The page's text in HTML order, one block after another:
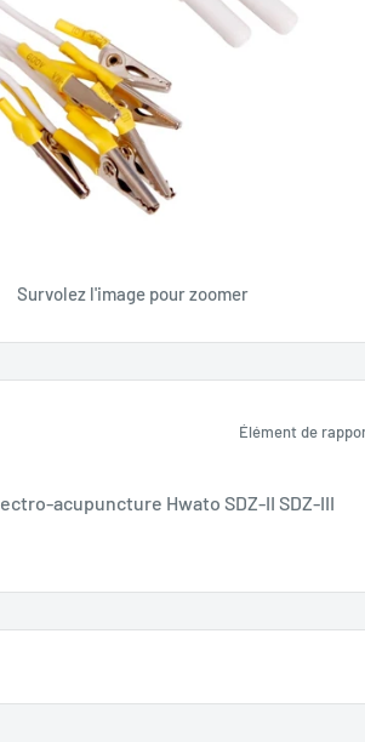
Survolez l'image pour zoomer
Élément de
acupuncture Hwato SDZ-II SDZ-III